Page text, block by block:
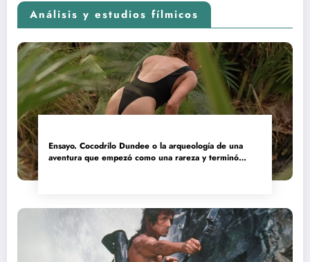
Análisis y estudios fílmicos
Ensayo. Cocodrilo Dundee o la arqueología de una
aventura que empezó como una rareza y terminó